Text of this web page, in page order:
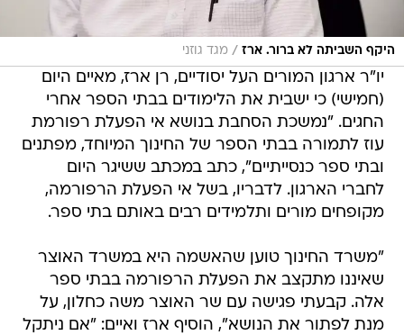
היקף השביתה לא ברור. ארז / מגד גוזני
יו"ר ארגון המורים העל יסודיים, רן ארז, מאיים היום
(חמישי) כי ישבית את הלימודים בבתי הספר אחרי
החגים. "נמשכת הסחבת בנושא אי הפעלת רפורמת
עוז לתמורה בבתי הספר של החינוך המיוחד, מפתנים
ובתי ספר כנסייתיים", כתב במכתב ששיגר היום
לחברי הארגון. לדבריו, בשל אי הפעלת הרפורמה,
מקופחים מורים ותלמידים רבים באותם בתי ספר.
"משרד החינוך טוען שהאשמה היא במשרד האוצר
שאיננו מתקצב את הפעלת הרפורמה בבתי ספר
אלה. קבעתי פגישה עם שר האוצר משה כחלון, על
מנת לפתור את הנושא", הוסיף ארז ואיים: "אם ניתקל